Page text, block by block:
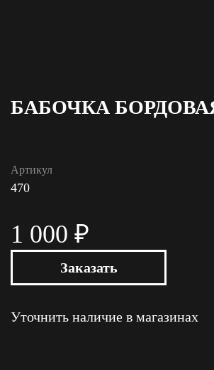
БАБОЧКА
Артикул
470
1 000 ₽
Заказать
Уточнить наличие в магазинах